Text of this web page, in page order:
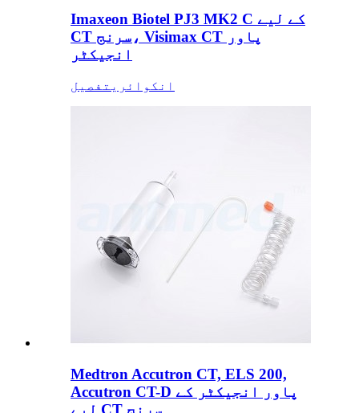
Imaxeon Biotel PJ3 MK2 C کے لیے
CT سرنج، Visimax CT پاور
انجیکٹر
انکوائری تفصیل
Medtron Accutron CT, ELS 200,
Accutron CT-D پاور انجیکٹر کے
لیے CT سرنج